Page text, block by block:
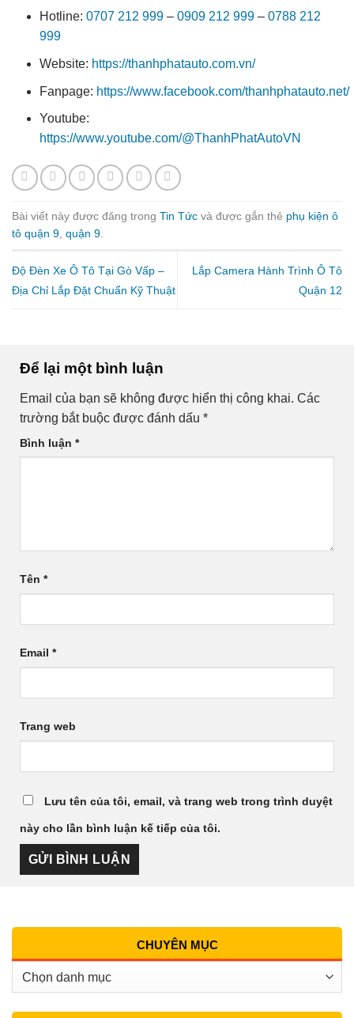
Hotline: 0707 212 999 – 0909 212 999 – 0788 212
999
Website: https://thanhphatauto.com.vn/
Fanpage: https://www.facebook.com/thanhphatauto.net/
Youtube:
https://www.youtube.com/@ThanhPhatAutoVN
Bài viết này được đăng trong Tin Tức và được gắn thẻ phụ kiện ô
tô quận 9 quận 9
Độ Đèn Xe Ô Tô Tại Gò Vấp –
Địa Chỉ Lắp Đặt Chuẩn Kỹ Thuật
Lắp Camera Hành Trình Ô Tô
Quận 12
Để lại một bình luận
Email của bạn sẽ không được hiển thị công khai. Các
trường bắt buộc được đánh dấu *
Bình luận *
Tên *
Email *
Trang web
Lưu tên của tôi, email, và trang web trong trình duyệt
này cho lần bình luận kế tiếp của tôi.
CHUYÊN MỤC